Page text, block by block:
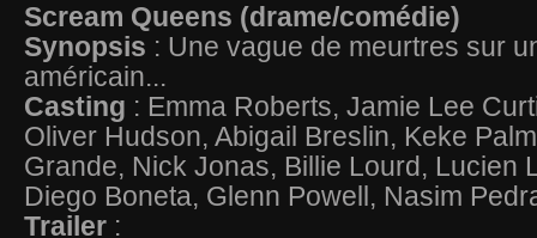
Scream Queens (drame/comédie)
Synopsis : Une vague de meurtres sur
américain...
Casting : Emma Roberts, Jamie Lee
Oliver Hudson, Abigail Breslin, Keke
Grande, Nick Jonas, Billie Lourd, Lucien
Diego Boneta, Glenn Powell, Nasim
Trailer :